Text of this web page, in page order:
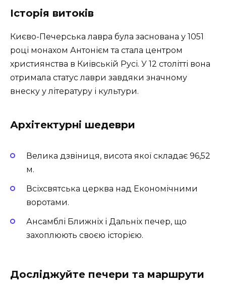
Історія витоків
Києво-Печерська лавра була заснована у 1051
році монахом Антонієм та стала центром
християнства в Київській Русі. У 12 столітті вона
отримала статус лаври завдяки значному
внеску у літературу і культури.
Архітектурні шедеври
Велика дзвіниця, висота якої складає 96,52
м.
Всіхсвятська церква над Економічними
воротами.
Ансамблі Ближніх і Дальніх печер, що
захоплюють своєю історією.
Досліджуйте печери та маршрути